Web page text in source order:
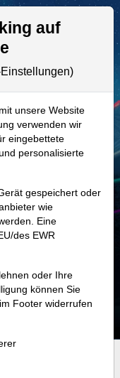
und Artikelsuche
Mrd. USD
Mrd. USD
auf
unsere Website
verwenden wir
eingebettete
personalisierte
gespeichert oder
wie
Eine
des EWR
oder Ihre
können Sie
im Footer widerrufen